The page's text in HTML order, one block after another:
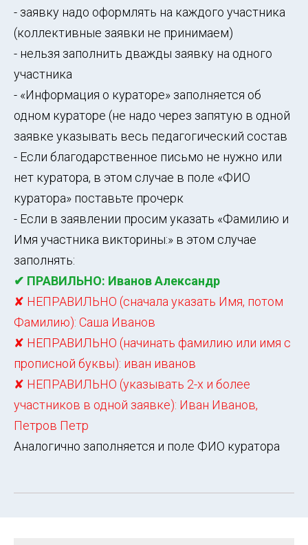
- заявку надо оформлять на каждого участника
(коллективные заявки не принимаем)
- нельзя заполнить дважды заявку на одного
участника
- «Информация о кураторе» заполняется об
одном кураторе (не надо через запятую в одной
заявке указывать весь педагогический состав
- Если благодарственное письмо не нужно или
нет куратора, в этом случае в поле «ФИО
куратора» поставьте прочерк
- Если в заявлении просим указать «Фамилию и
Имя участника викторины:» в этом случае
заполнять:
✔ ПРАВИЛЬНО: Иванов Александр
✘ НЕПРАВИЛЬНО (сначала указать Имя, потом
Фамилию): Саша Иванов
✘ НЕПРАВИЛЬНО (начинать фамилию или имя с
прописной буквы): иван иванов
✘ НЕПРАВИЛЬНО (указывать 2-х и более
участников в одной заявке): Иван Иванов,
Петров Петр
Аналогично заполняется и поле ФИО куратора